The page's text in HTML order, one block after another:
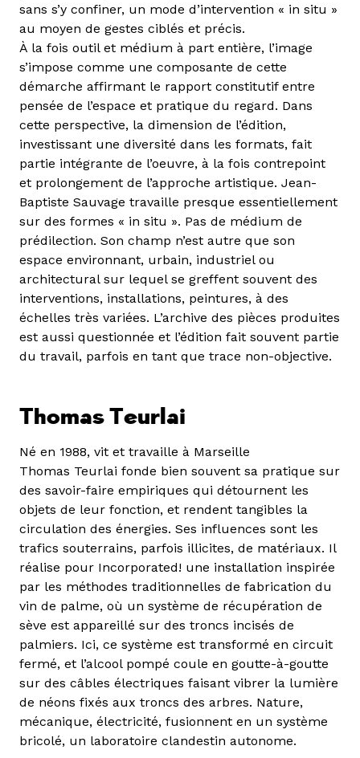
sans s’y confiner, un mode d’intervention « in situ »
au moyen de gestes ciblés et précis.
À la fois outil et médium à part entière, l’image
s’impose comme une composante de cette
démarche affirmant le rapport constitutif entre
pensée de l’espace et pratique du regard. Dans
cette perspective, la dimension de l’édition,
investissant une diversité dans les formats, fait
partie intégrante de l’oeuvre, à la fois contrepoint
et prolongement de l’approche artistique. Jean-
Baptiste Sauvage travaille presque essentiellement
sur des formes « in situ ». Pas de médium de
prédilection. Son champ n’est autre que son
espace environnant, urbain, industriel ou
architectural sur lequel se greffent souvent des
interventions, installations, peintures, à des
échelles très variées. L’archive des pièces produites
est aussi questionnée et l’édition fait souvent partie
du travail, parfois en tant que trace non-objective.
Thomas Teurlai
Né en 1988, vit et travaille à Marseille
Thomas Teurlai fonde bien souvent sa pratique sur
des savoir-faire empiriques qui détournent les
objets de leur fonction, et rendent tangibles la
circulation des énergies. Ses influences sont les
trafics souterrains, parfois illicites, de matériaux. Il
réalise pour Incorporated! une installation inspirée
par les méthodes traditionnelles de fabrication du
vin de palme, où un système de récupération de
sève est appareillé sur des troncs incisés de
palmiers. Ici, ce système est transformé en circuit
fermé, et l’alcool pompé coule en goutte-à-goutte
sur des câbles électriques faisant vibrer la lumière
de néons fixés aux troncs des arbres. Nature,
mécanique, électricité, fusionnent en un système
bricolé, un laboratoire clandestin autonome.